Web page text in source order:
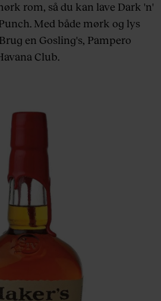
rom, så du kan lave Dark 'n'
Med både mørk og lys
en Gosling's, Pampero
Club.